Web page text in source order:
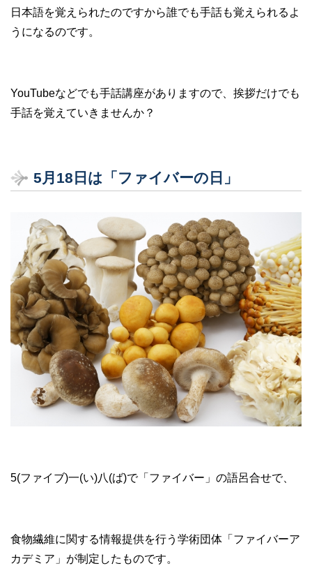
日本語を覚えられたのですから誰でも手話も覚えられるよ
うになるのです。
YouTubeなどでも手話講座がありますので、挨拶だけでも
手話を覚えていきませんか？
5月18日は「ファイバーの日」
5(ファイブ)一(い)八(ば)で「ファイバー」の語呂合せで、
食物繊維に関する情報提供を行う学術団体「ファイバーア
カデミア」が制定したものです。